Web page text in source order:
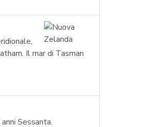
Il mar di Tasman
Sessanta.